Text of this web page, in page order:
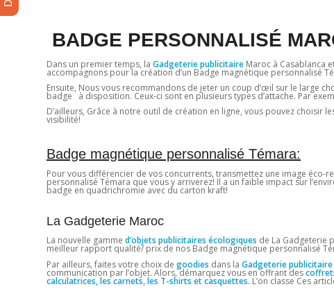
BADGE PERSONNALISÉ
Dans un premier temps, la Gadgeterie publicitaire Maroc à Casablanca
accompagnons pour la création d’un Badge magnétique personnalisé
Ensuite, Nous vous recommandons de jeter un coup d’œil sur le large
badge à disposition. Ceux-ci sont en plusieurs types d’attache. Par
D’ailleurs, Grâce à notre outil de création en ligne, vous pouvez
visibilité!
Badge magnétique personnalisé Témara:
Pour vous différencier de vos concurrents, transmettez une image éco-
personnalisé Témara que vous y arriverez! Il a un faible impact sur
badge en quadrichromie avec du carton kraft!
La Gadgeterie Maroc
La nouvelle gamme d’objets publicitaires écologiques de La Gadgeterie
meilleur rapport qualité/ prix de nos Badge magnétique personnalisé
Par ailleurs, faites votre choix de goodies dans la Gadgeterie publicitaire
communication par l’objet. Alors, démarquez vous en offrant des
calculatrices, les carnets, les T-shirts et casquettes. L’on classe Ces